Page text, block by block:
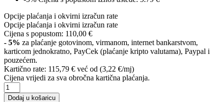
Opcije plaćanja i okvirni izračun rate
Opcije plaćanja i okvirni izračun rate
Cijena s popustom: 110,00 €
- 5% za plaćanje gotovinom, virmanom, internet bankarstvom,
karticom jednokratno, PayCek (plaćanje kripto valutama), Paypal i
pouzećem.
Kartično rate: 115,79 € već od (3,22 €/mj)
Cijena vrijedi za sva obročna kartična plaćanja.
Dodaj u košaricu